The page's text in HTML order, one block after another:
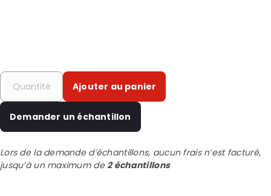
Ajouter au panier
Demander un échantillon
Lors de la demande d’échantillons, aucun frais n’est facturé,
jusqu’à un maximum de2 échantillons